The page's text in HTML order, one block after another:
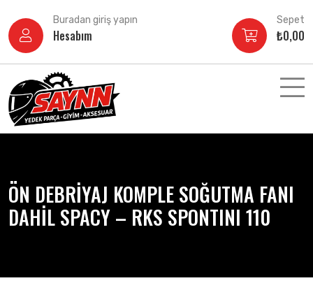
atla
Buradan giriş yapın
Hesabım
Sepet
₺0,00
ÖN DEBRİYAJ KOMPLE SOĞUTMA FANI
DAHİL SPACY – RKS SPONTINI 110